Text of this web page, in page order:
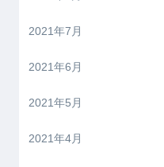
2021年7月
2021年6月
2021年5月
2021年4月